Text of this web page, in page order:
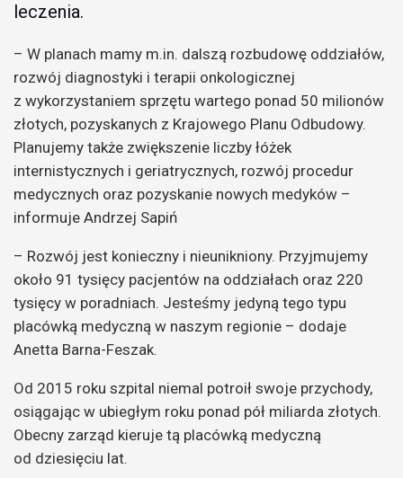
leczenia.
– W planach mamy m.in. dalszą rozbudowę oddziałów,
rozwój diagnostyki i terapii onkologicznej
z wykorzystaniem sprzętu wartego ponad 50 milionów
złotych, pozyskanych z Krajowego Planu Odbudowy.
Planujemy także zwiększenie liczby łóżek
internistycznych i geriatrycznych, rozwój procedur
medycznych oraz pozyskanie nowych medyków –
informuje Andrzej Sapiń
– Rozwój jest konieczny i nieunikniony. Przyjmujemy
około 91 tysięcy pacjentów na oddziałach oraz 220
tysięcy w poradniach. Jesteśmy jedyną tego typu
placówką medyczną w naszym regionie – dodaje
Anetta Barna-Feszak.
Od 2015 roku szpital niemal potroił swoje przychody,
osiągając w ubiegłym roku ponad pół miliarda złotych.
Obecny zarząd kieruje tą placówką medyczną
od dziesięciu lat.